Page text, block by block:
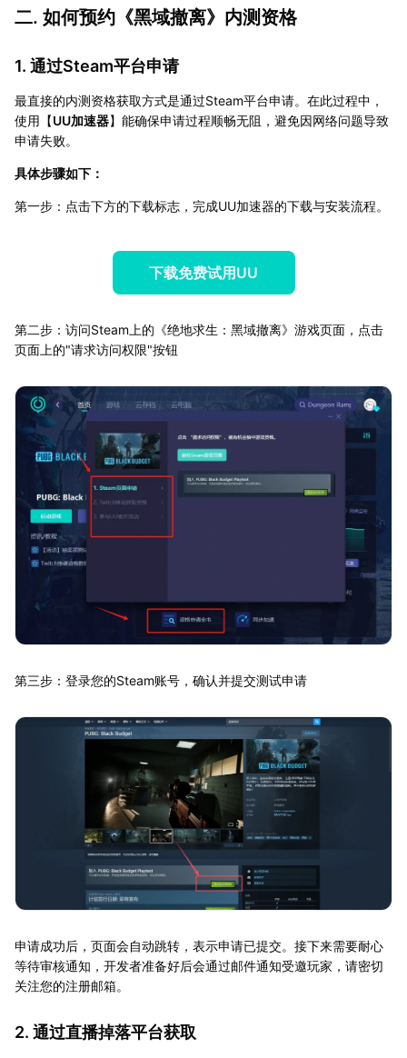
二. 如何预约《黑域撤离》内测资格
1. 通过Steam平台申请
最直接的内测资格获取方式是通过Steam平台申请。在此过程中，
使用【UU加速器】能确保申请过程顺畅无阻，避免因网络问题导致
申请失败。
具体步骤如下：
第一步：点击下方的下载标志，完成UU加速器的下载与安装流程。
下载免费试用UU
第二步：访问Steam上的《绝地求生：黑域撤离》游戏页面，点击
页面上的"请求访问权限"按钮
第三步：登录您的Steam账号，确认并提交测试申请
申请成功后，页面会自动跳转，表示申请已提交。接下来需要耐心
等待审核通知，开发者准备好后会通过邮件通知受邀玩家，请密切
关注您的注册邮箱。
2. 通过直播掉落平台获取